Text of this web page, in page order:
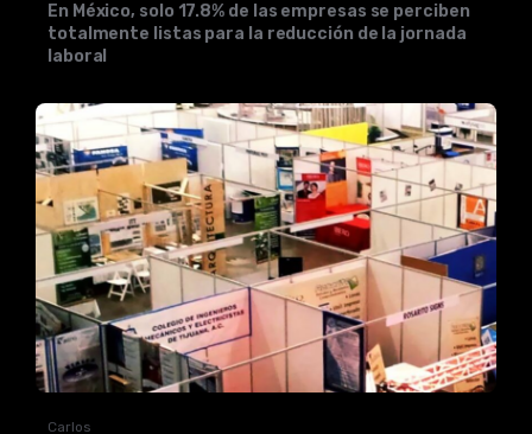
En México, solo 17.8% de las empresas se perciben
totalmente listas para la reducción de la jornada
laboral
Carlos